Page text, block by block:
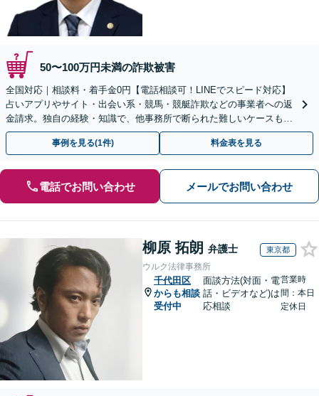
50〜100万円未満の詐欺被害
全国対応｜相談料・着手金0円【電話相談可！LINEでスピード対応】
占いアプリやサイト・出会い系・競馬・競艇詐欺などの事業者への返
金請求。独自の経験・知識で、他事務所で断られた難しいケースも解
決に導いた実績あり。まずはお気軽にご相談ください
事例を見る(1件) 料金表を見る
電話でお問い合わせ メールでお問い合わせ
柳原 拓朗 弁護士 東京都
ウルク法律事務所
千代田区
からも相談
受付中
面談方法(対面・電
話・ビデオなど)は
応相談
営業時
間：本日
定休日